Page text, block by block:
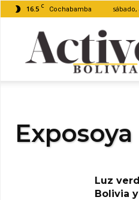
16.5 C Cochabamba sábado,
Exposoya
Luz
Bolivia